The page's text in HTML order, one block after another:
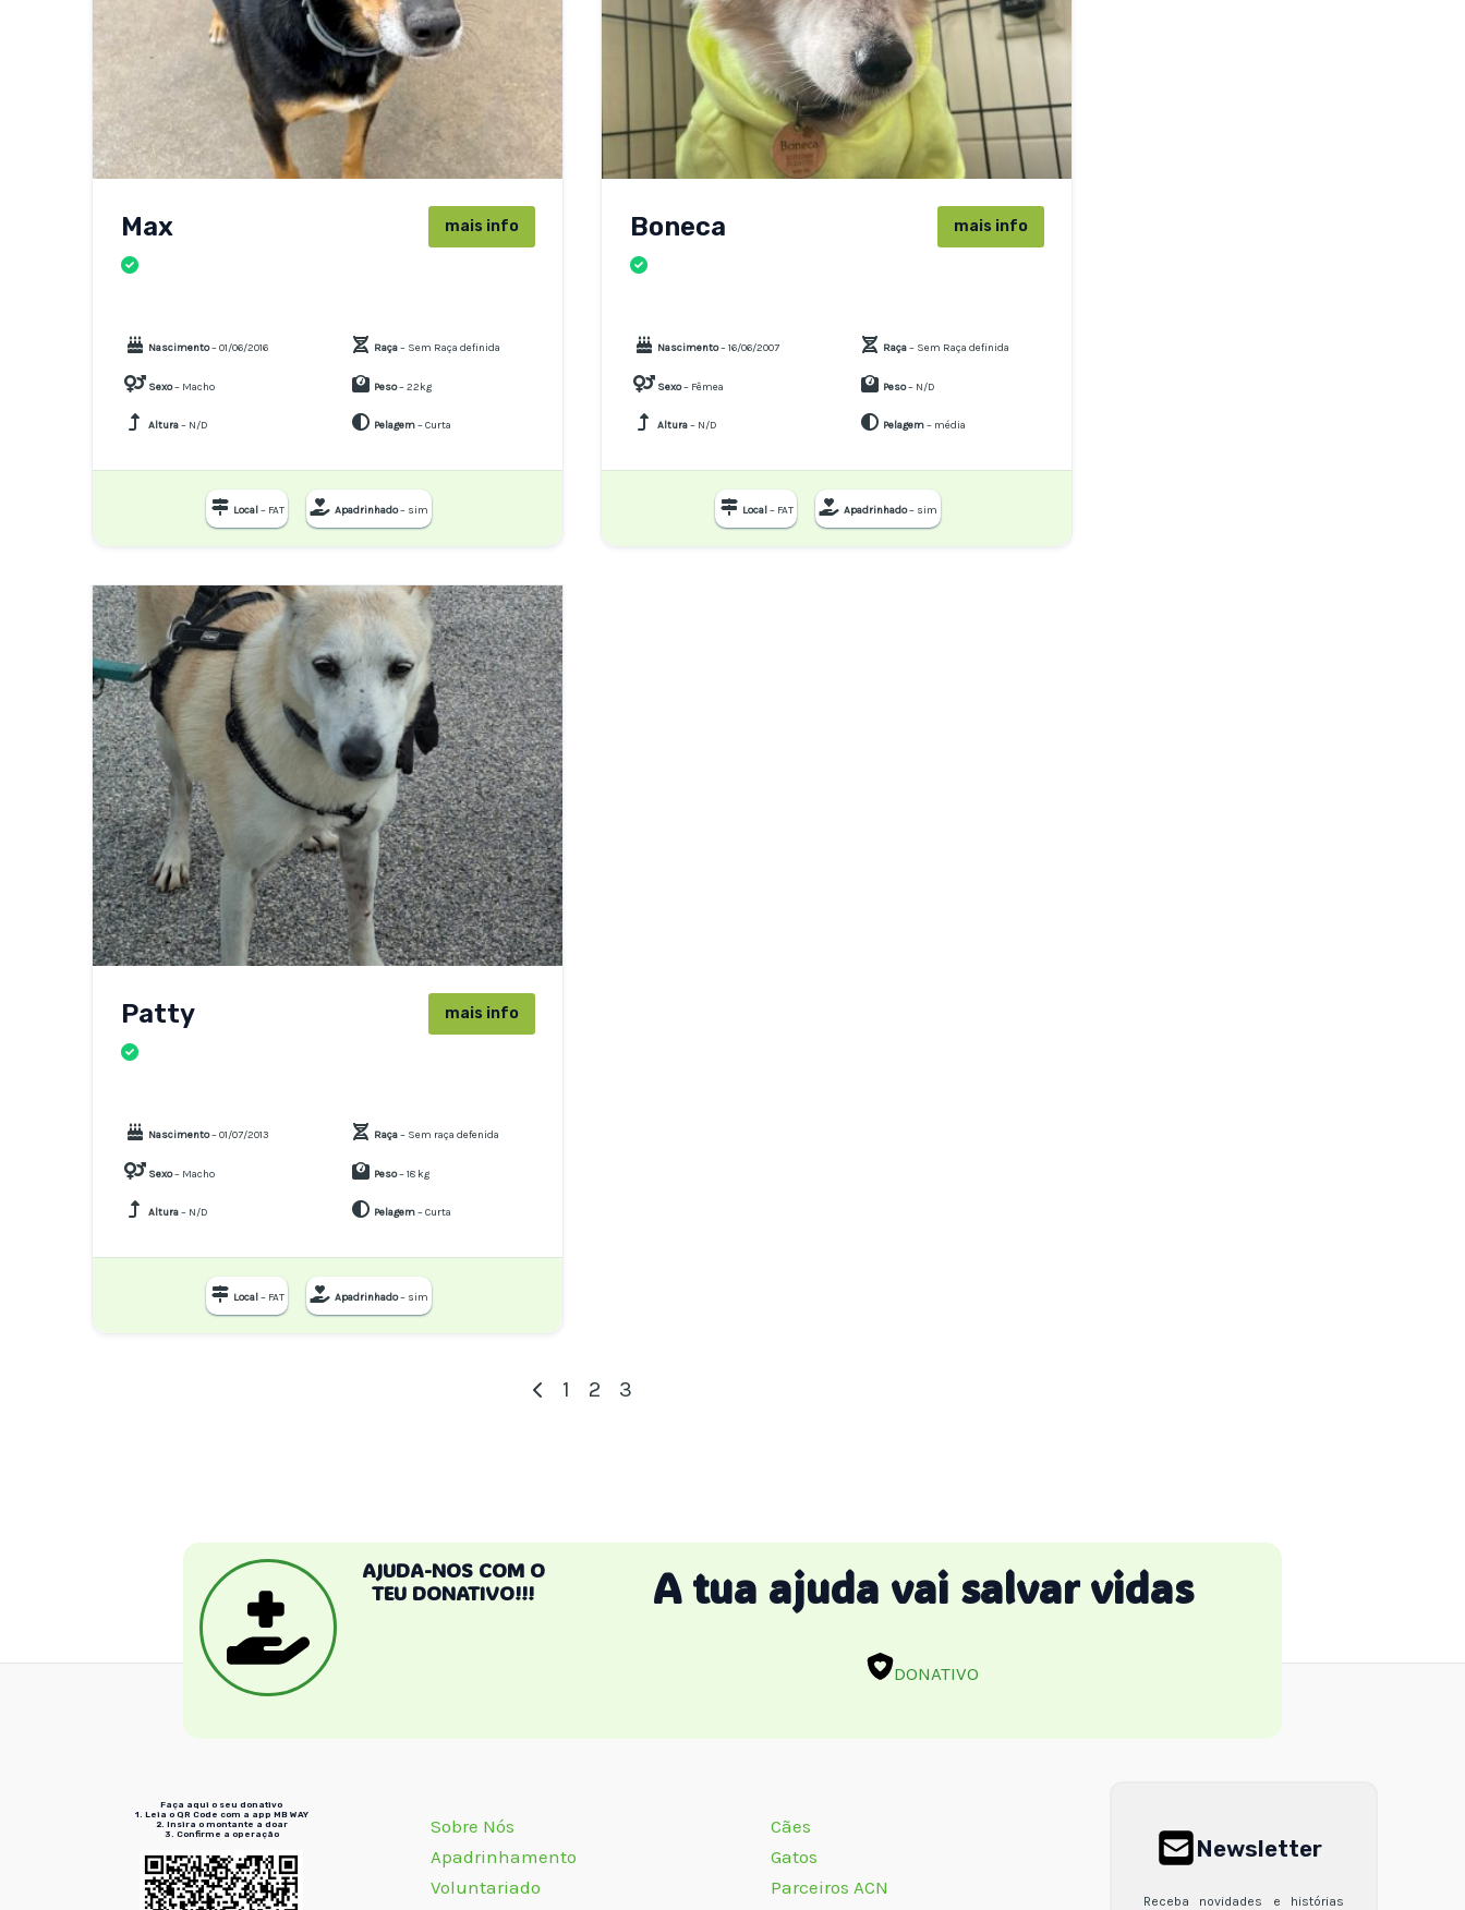
Max mais info
Nascimento– 01/06/2016 Raça– Sem Raça definida
Sexo– Macho Peso– 22kg
Altura– N/D Pelagem– Curta
Local – FAT Apadrinhado– sim
Boneca mais info
Nascimento– 16/06/2007 Raça– Sem Raça definida
Sexo– Fêmea Peso– N/D
Altura– N/D Pelagem– média
Local – FAT Apadrinhado– sim
Patty mais info
Nascimento– 01/07/2013 Raça– Sem raça defenida
Sexo– Macho Peso– 18 kg
Altura– N/D Pelagem– Curta
Local – FAT Apadrinhado– sim
1 2 3
AJUDA-NOS COM O
TEU DONATIVO!!!
A tua ajuda vai salvar vidas
DONATIVO
Faça aqui o seu donativo
1. Leia o QR Code com a app MB WAY
2. Insira o montante a doar
3. Confirme a operação
Sobre Nós
Apadrinhamento
Voluntariado
Cães
Gatos
Parceiros ACN
Newsletter
Receba novidades e histórias